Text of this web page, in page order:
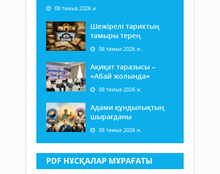
08 тамыз 2026 ж.
Шежірелі тарихтың
тамыры терең
08 тамыз 2026 ж.
Ақиқат таразысы –
«Абай жолында»
08 тамыз 2026 ж.
Адами құндылықтың
шырағданы
08 тамыз 2026 ж.
PDF НҰСҚАЛАР МҰРАҒАТЫ